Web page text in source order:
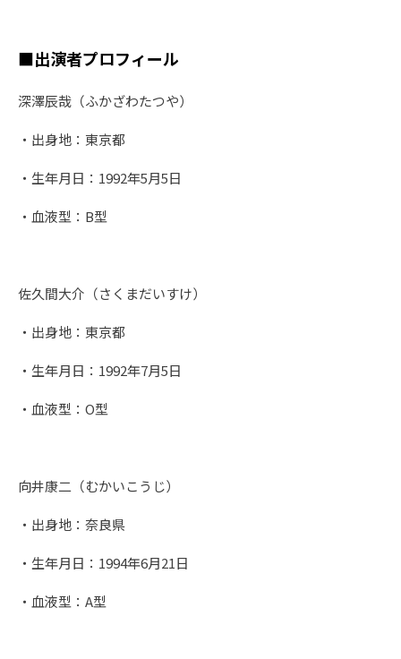
■出演者プロフィール
深澤辰哉（ふかざわたつや）
・出身地：東京都
・生年月日：1992年5月5日
・血液型：B型
佐久間大介（さくまだいすけ）
・出身地：東京都
・生年月日：1992年7月5日
・血液型：O型
向井康二（むかいこうじ）
・出身地：奈良県
・生年月日：1994年6月21日
・血液型：A型